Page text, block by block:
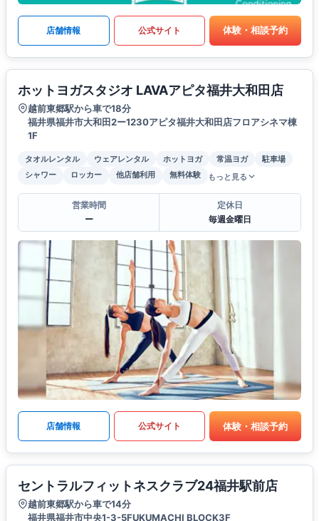
店舗情報 公式サイト 体験・相談予約
ホットヨガスタジオ LAVAアピタ福井大和田店
越前東郷駅から車で18分
福井県福井市大和田2ー1230アピタ福井大和田店フロアシネマ棟
1F
タオルレンタル ウェアレンタル ホットヨガ 常温ヨガ
駐車場
シャワー
ロッカー 他店舗利用 無料体験 もっと見る
営業時間
ー
定休日
毎週金曜日
店舗情報 公式サイト 体験・相談予約
セントラルフィットネスクラブ24福井駅前店
越前東郷駅から車で14分
福井県福井市中央1-3-5FUKUMACHI BLOCK3F